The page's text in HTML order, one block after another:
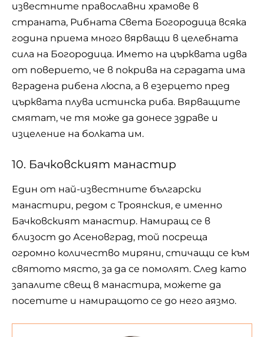
известните православни храмове в
страната, Рибната Света Богородица всяка
година приема много вярващи в целебната
сила на Богородица. Името на църквата идва
от поверието, че в покрива на сградата има
вградена рибена люспа, а в езерцето пред
църквата плува истинска риба. Вярващите
смятат, че тя може да донесе здраве и
изцеление на болката им.
10. Бачковският манастир
Един от най-известните български
манастири, редом с Троянския, е именно
Бачковският манастир. Намиращ се в
близост до Асеновград, той посреща
огромно количество миряни, стичащи се към
святото място, за да се помолят. След като
запалите свещ в манастира, можете да
посетите и намиращото се до него аязмо.